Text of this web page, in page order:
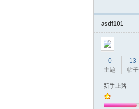
asdf101
0
主题
13
帖子
新手上路